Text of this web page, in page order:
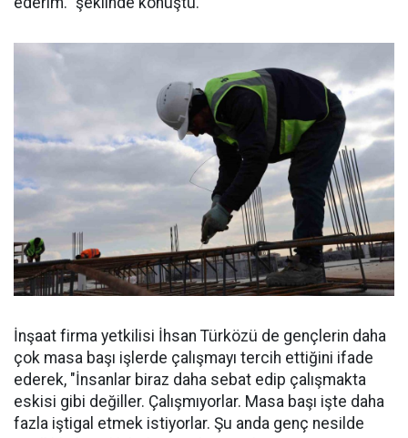
İnşaat firma yetkilisi İhsan Türközü de gençlerin daha
çok masa başı işlerde çalışmayı tercih ettiğini ifade
ederek, "İnsanlar biraz daha sebat edip çalışmakta
eskisi gibi değiller. Çalışmıyorlar. Masa başı işte daha
fazla iştigal etmek istiyorlar. Şu anda genç nesilde